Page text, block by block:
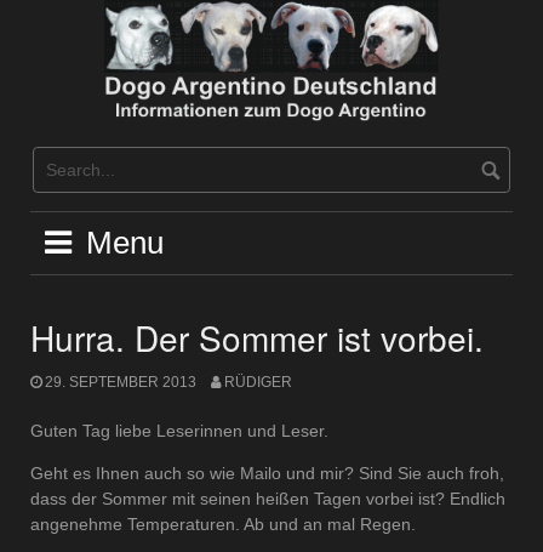
Menu
Hurra. Der Sommer ist vorbei.
29. SEPTEMBER 2013 RÜDIGER
Guten Tag liebe Leserinnen und Leser.
Geht es Ihnen auch so wie Mailo und mir? Sind Sie auch froh,
dass der Sommer mit seinen heißen Tagen vorbei ist? Endlich
angenehme Temperaturen. Ab und an mal Regen.